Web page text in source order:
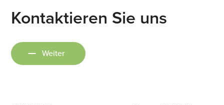
Kontaktieren Sie uns
Weiter